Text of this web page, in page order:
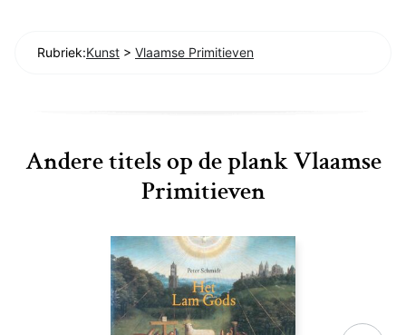
Rubriek:Kunst > Vlaamse Primitieven
Andere titels op de plank Vlaamse
Primitieven